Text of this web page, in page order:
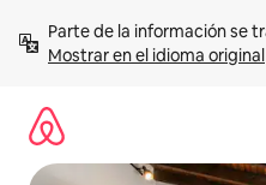
contenidoMostrar en el idioma original